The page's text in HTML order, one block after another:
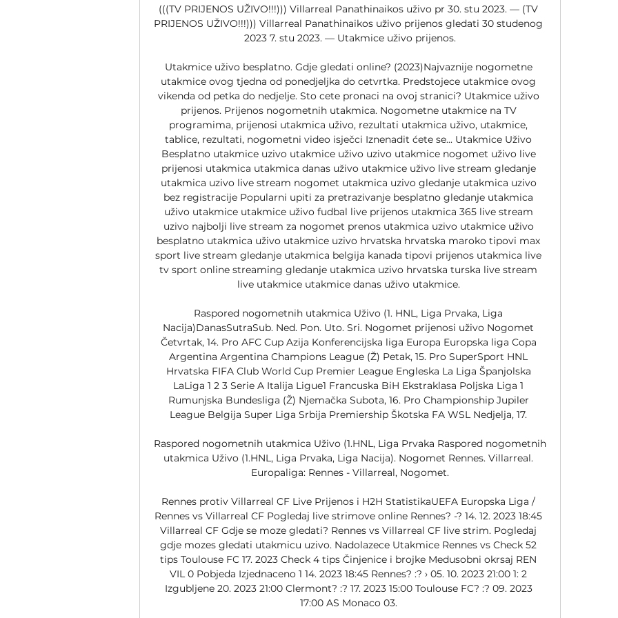
(((TV PRIJENOS UŽIVO!!!))) Villarreal Panathinaikos uživo pr 30. stu 2023. — (TV
PRIJENOS UŽIVO!!!))) Villarreal Panathinaikos uživo prijenos gledati 30 studenog
2023 7. stu 2023. — Utakmice uživo prijenos.
Utakmice uživo besplatno. Gdje gledati online? (2023)Najvaznije nogometne
utakmice ovog tjedna od ponedjeljka do cetvrtka. Predstojece utakmice ovog
vikenda od petka do nedjelje. Sto cete pronaci na ovoj stranici? Utakmice uživo
prijenos. Prijenos nogometnih utakmica. Nogometne utakmice na TV
programima, prijenosi utakmica uživo, rezultati utakmica uživo, utakmice,
tablice, rezultati, nogometni video isječci Iznenadit ćete se... Utakmice Uživo
Besplatno utakmice uzivo utakmice uživo uzivo utakmice nogomet uživo live
prijenosi utakmica utakmica danas uživo utakmice uživo live stream gledanje
utakmica uzivo live stream nogomet utakmica uzivo gledanje utakmica uzivo
bez registracije Popularni upiti za pretrazivanje besplatno gledanje utakmica
uživo utakmice utakmice uživo fudbal live prijenos utakmica 365 live stream
uzivo najbolji live stream za nogomet prenos utakmica uzivo utakmice uživo
besplatno utakmica uživo utakmice uzivo hrvatska hrvatska maroko tipovi max
sport live stream gledanje utakmica belgija kanada tipovi prijenos utakmica live
tv sport online streaming gledanje utakmica uzivo hrvatska turska live stream
live utakmice utakmice danas uživo utakmice.
Raspored nogometnih utakmica Uživo (1. HNL, Liga Prvaka, Liga
Nacija)DanasSutraSub. Ned. Pon. Uto. Sri. Nogomet prijenosi uživo Nogomet
Četvrtak, 14. Pro AFC Cup Azija Konferencijska liga Europa Europska liga Copa
Argentina Argentina Champions League (Ž) Petak, 15. Pro SuperSport HNL
Hrvatska FIFA Club World Cup Premier League Engleska La Liga Španjolska
LaLiga 1 2 3 Serie A Italija Ligue1 Francuska BiH Ekstraklasa Poljska Liga 1
Rumunjska Bundesliga (Ž) Njemačka Subota, 16. Pro Championship Jupiler
League Belgija Super Liga Srbija Premiership Škotska FA WSL Nedjelja, 17.
Raspored nogometnih utakmica Uživo (1.HNL, Liga Prvaka Raspored nogometnih
utakmica Uživo (1.HNL, Liga Prvaka, Liga Nacija). Nogomet Rennes. Villarreal.
Europaliga: Rennes - Villarreal, Nogomet.
Rennes protiv Villarreal CF Live Prijenos i H2H StatistikaUEFA Europska Liga /
Rennes vs Villarreal CF Pogledaj live strimove online Rennes? -? 14. 12. 2023 18:45
Villarreal CF Gdje se moze gledati? Rennes vs Villarreal CF live strim. Pogledaj
gdje mozes gledati utakmicu uzivo. Nadolazece Utakmice Rennes vs Check 52
tips Toulouse FC 17. 2023 Check 4 tips Činjenice i brojke Medusobni okrsaj REN
VIL 0 Pobjeda Izjednaceno 1 14. 2023 18:45 Rennes? :? › 05. 10. 2023 21:00 1: 2
Izgubljene 20. 2023 21:00 Clermont? :? 17. 2023 15:00 Toulouse FC? :? 09. 2023
17:00 AS Monaco 03.